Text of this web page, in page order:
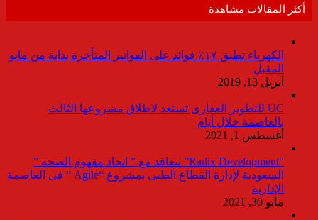
أكثر المقالات مشاهدة
الكهرباء تطبق ١٧٪ فوائد على الفواتير المتأخرة بداية من مايو
المقبل
أبريل 13, 2019
UC للتطوير العقارى تستعد لاطلاق مشروعها الثالث
بالعاصمة خلال أيام
أغسطس 1, 2021
“Radix Development” تتعاقد مع ” اتحاد مفهوم الصحة ”
السعودية لإدارة القطاع الطبى بمشروع “Agile ” فى العاصمة
الإدارية
مايو 30, 2021